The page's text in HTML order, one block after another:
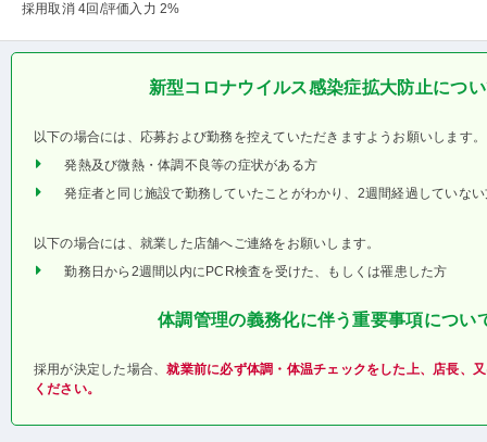
採用取消 4回 /評価入力 2%
新型コロナウイルス感染症拡大防止につ
以下の場合には、応募および勤務を控えていただきますようお願いします。
発熱及び微熱・体調不良等の症状がある方
発症者と同じ施設で勤務していたことがわかり、2週間経過していな
以下の場合には、就業した店舗へご連絡をお願いします。
勤務日から2週間以内にPCR検査を受けた、もしくは罹患した方
体調管理の義務化に伴う重要事項につい
採用が決定した場合、就業前に必ず体調・体温チェックをした上、店長、
ください。